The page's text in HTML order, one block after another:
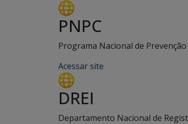
PNPC
Programa Nacional de Prevenção
Acessar site
DREI
Departamento Nacional de